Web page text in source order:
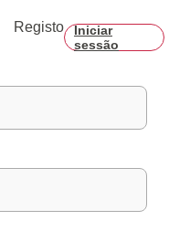
Registo
Iniciar
sessão